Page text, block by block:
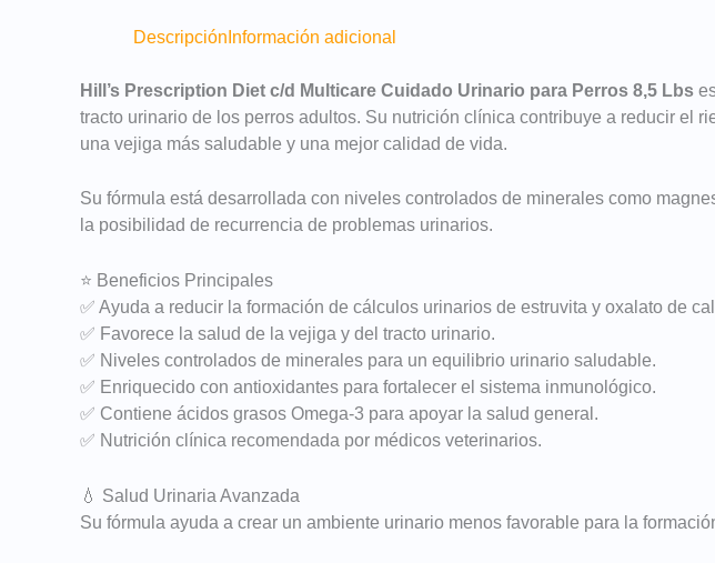
Descripción Información adicional
Hill’s Prescription Diet c/d Multicare Cuidado Urinario para Perros 8,5 Lbs
tracto urinario de los perros adultos. Su nutrición clínica contribuye a reducir el
una vejiga más saludable y una mejor calidad de vida.
Su fórmula está desarrollada con niveles controlados de minerales como
la posibilidad de recurrencia de problemas urinarios.
⭐ Beneficios Principales
✅ Ayuda a reducir la formación de cálculos urinarios de estruvita y oxalato de
✅ Favorece la salud de la vejiga y del tracto urinario.
✅ Niveles controlados de minerales para un equilibrio urinario saludable.
✅ Enriquecido con antioxidantes para fortalecer el sistema inmunológico.
✅ Contiene ácidos grasos Omega-3 para apoyar la salud general.
✅ Nutrición clínica recomendada por médicos veterinarios.
💧 Salud Urinaria Avanzada
Su fórmula ayuda a crear un ambiente urinario menos favorable para la